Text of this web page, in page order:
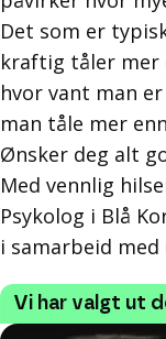
Det som er
kraftig tåler mer
hvor vant man
man tåle mer
Ønsker deg alt
Med vennlig
Psykolog i Blå
i samarbeid med
Vi har valgt ut